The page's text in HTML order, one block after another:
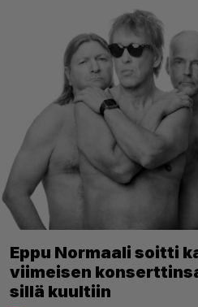
Eppu Normaali soitti
viimeisen
sillä kuultiin